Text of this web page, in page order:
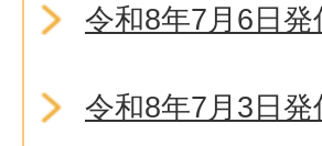
令和8年7月6日発
令和8年7月3日発